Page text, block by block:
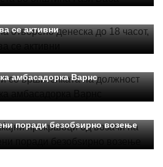
се активни
амбасадорка Варнс
поради безобѕирно возење
активности за спречување